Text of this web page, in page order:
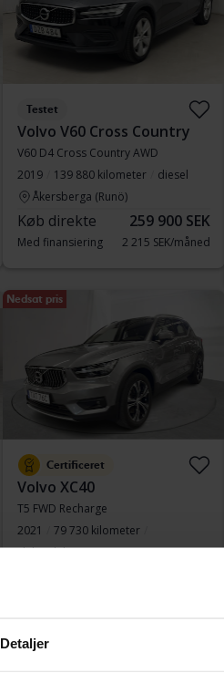
Detaljer
Testet
Volvo V60 Cross Country
V60 D4 Cross Country AWD
2019
139 880 kilometer
diesel
Åkersberga (Runö)
Køb direkte 259 900 SEK
Med finansiering 2 215 SEK/måned
Nedsat pris
Certificeret
Volvo XC40
T5 FWD Recharge
2021
79 730 kilometer
Elektrisk/benzin
Med finansiering